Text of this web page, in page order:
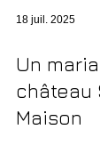
18 juil. 2025
Un
château